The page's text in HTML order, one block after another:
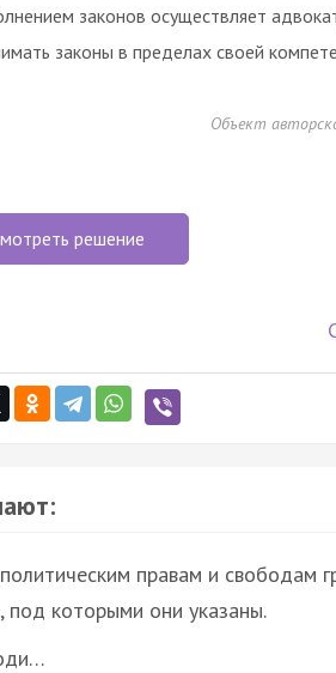
законов осуществляет
законы в пределах своей
Объект
решение
правам и свободам
которыми они указаны.